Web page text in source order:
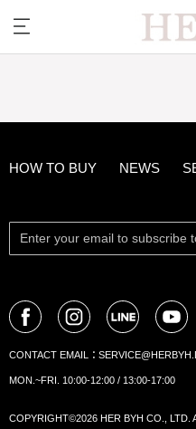
HOW TO BUY NEWS
CONTACT EMAIL：
MON.~FRI. 10:00-12:00 / 13:00-17:00
COPYRIGHT©2026 HER BYH CO., LTD.